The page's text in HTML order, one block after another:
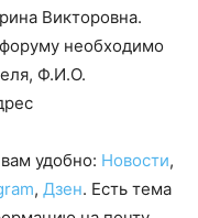
Викторовна.
необходимо
Ф.И.О.
удобно: Новости,
, Дзен. Есть тема